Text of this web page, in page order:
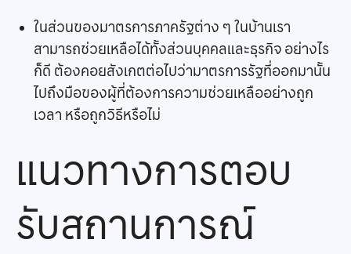
ในส่วนของมาตรการภาครัฐต่าง ๆ ในบ้านเรา
สามารถช่วยเหลือได้ทั้งส่วนบุคคลและธุรกิจ อย่างไร
ก็ดี ต้องคอยสังเกตต่อไปว่ามาตรการรัฐที่ออกมานั้น
ไปถึงมือของผู้ที่ต้องการความช่วยเหลืออย่างถูก
เวลา หรือถูกวิธีหรือไม่
แนวทางการตอบ
รับสถานการณ์